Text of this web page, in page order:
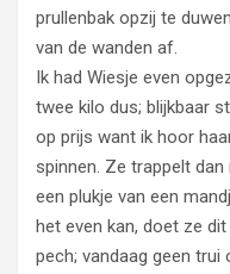
prullenbak opzij te
van de wanden af.
Ik had Wiesje even
twee kilo dus; blijkbaar
op prijs want ik hoor
spinnen. Ze trappelt
een plukje van een
het even kan, doet ze
pech; vandaag geen